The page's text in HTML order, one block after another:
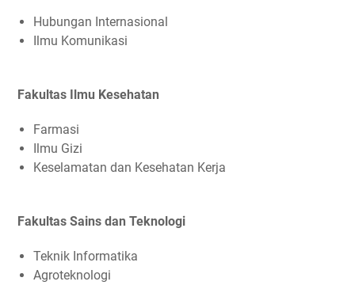
Hubungan Internasional
Ilmu Komunikasi
Fakultas Ilmu Kesehatan
Farmasi
Ilmu Gizi
Keselamatan dan Kesehatan Kerja
Fakultas Sains dan Teknologi
Teknik Informatika
Agroteknologi